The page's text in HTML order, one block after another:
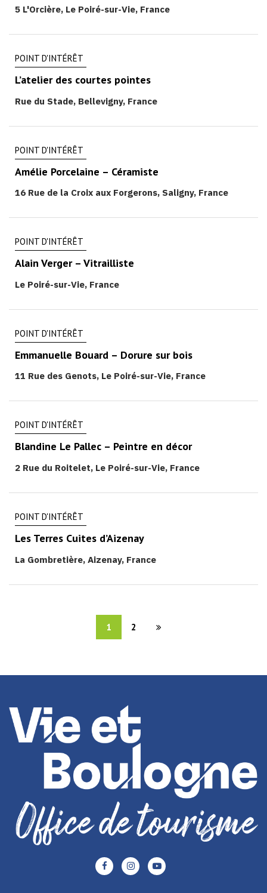
5 L'Orcière, Le Poiré-sur-Vie, France
POINT D'INTÉRÊT
L’atelier des courtes pointes
Rue du Stade, Bellevigny, France
POINT D'INTÉRÊT
Amélie Porcelaine – Céramiste
16 Rue de la Croix aux Forgerons, Saligny, France
POINT D'INTÉRÊT
Alain Verger – Vitrailliste
Le Poiré-sur-Vie, France
POINT D'INTÉRÊT
Emmanuelle Bouard – Dorure sur bois
11 Rue des Genots, Le Poiré-sur-Vie, France
POINT D'INTÉRÊT
Blandine Le Pallec – Peintre en décor
2 Rue du Roitelet, Le Poiré-sur-Vie, France
POINT D'INTÉRÊT
Les Terres Cuites d’Aizenay
La Gombretière, Aizenay, France
1 2
Lien
vers
Lien
vers
Lien
vers